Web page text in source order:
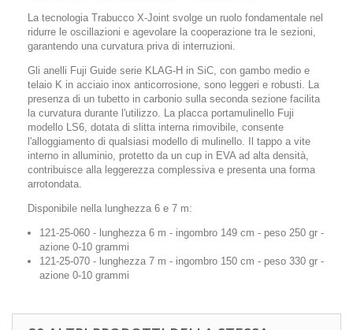
La tecnologia Trabucco X-Joint svolge un ruolo fondamentale nel
ridurre le oscillazioni e agevolare la cooperazione tra le sezioni,
garantendo una curvatura priva di interruzioni.
Gli anelli Fuji Guide serie KLAG-H in SiC, con gambo medio e
telaio K in acciaio inox anticorrosione, sono leggeri e robusti. La
presenza di un tubetto in carbonio sulla seconda sezione facilita
la curvatura durante l'utilizzo. La placca portamulinello Fuji
modello LS6, dotata di slitta interna rimovibile, consente
l'alloggiamento di qualsiasi modello di mulinello. Il tappo a vite
interno in alluminio, protetto da un cup in EVA ad alta densità,
contribuisce alla leggerezza complessiva e presenta una forma
arrotondata.
Disponibile nella lunghezza 6 e 7 m:
121-25-060 - lunghezza 6 m - ingombro 149 cm - peso 250 gr -
azione 0-10 grammi
121-25-070 - lunghezza 7 m - ingombro 150 cm - peso 330 gr -
azione 0-10 grammi